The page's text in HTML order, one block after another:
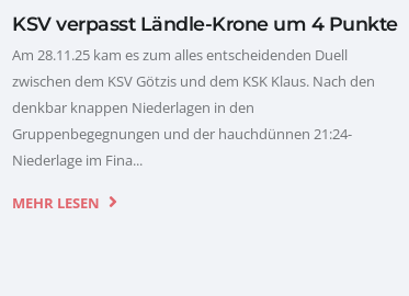
KSV verpasst Ländle-Krone um 4 Punkte
Am 28.11.25 kam es zum alles entscheidenden Duell
zwischen dem KSV Götzis und dem KSK Klaus. Nach den
denkbar knappen Niederlagen in den
Gruppenbegegnungen und der hauchdünnen 21:24-
Niederlage im Fina...
MEHR LESEN